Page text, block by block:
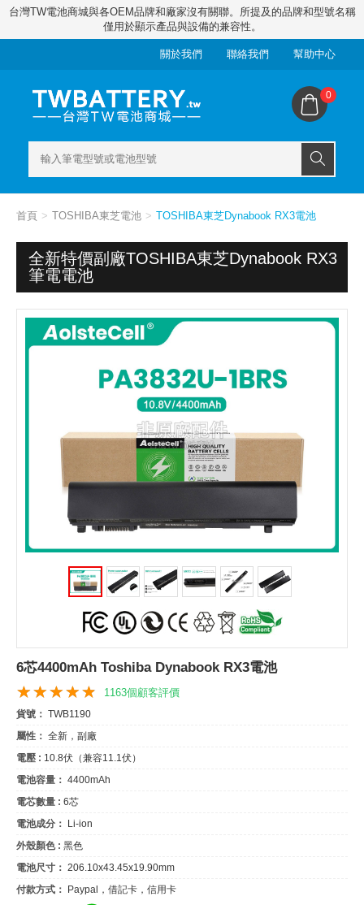
台灣TW電池商城與各OEM品牌和廠家沒有關聯。所提及的品牌和型號名稱
僅用於顯示產品與設備的兼容性。
關於我們 聯絡我們 幫助中心
0
首頁 TOSHIBA東芝電池 TOSHIBA東芝Dynabook RX3電池
全新特價副廠TOSHIBA東芝Dynabook RX3
筆電電池
6芯4400mAh Toshiba Dynabook RX3電池
1163個顧客評價
貨號： TWB1190
屬性： 全新，副廠
電壓 : 10.8伏（兼容11.1伏）
電池容量： 4400mAh
電芯數量 : 6芯
電池成分： Li-ion
外殼顏色 : 黑色
電池尺寸： 206.10x43.45x19.90mm
付款方式： Paypal，借記卡，信用卡